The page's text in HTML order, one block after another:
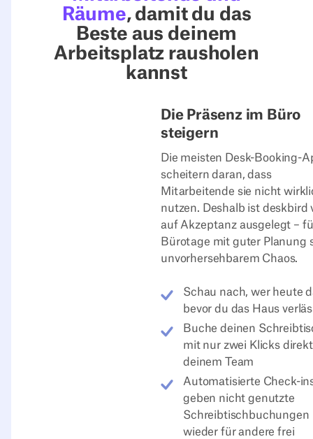
Räume, damit du das
Beste aus deinem
Arbeitsplatz rausholen
kannst
Die Präsenz im Büro
steigern
Die meisten Desk-Booking-
scheitern daran, dass
Mitarbeitende sie nicht
nutzen. Deshalb ist deskbird
auf Akzeptanz ausgelegt –
Bürotage mit guter Planung
unvorhersehbarem Chaos.
Schau nach, wer heute
bevor du das Haus
Buche deinen
mit nur zwei Klicks
deinem Team
Automatisierte Check-
geben nicht genutzte
Schreibtischbuchungen
wieder für andere frei